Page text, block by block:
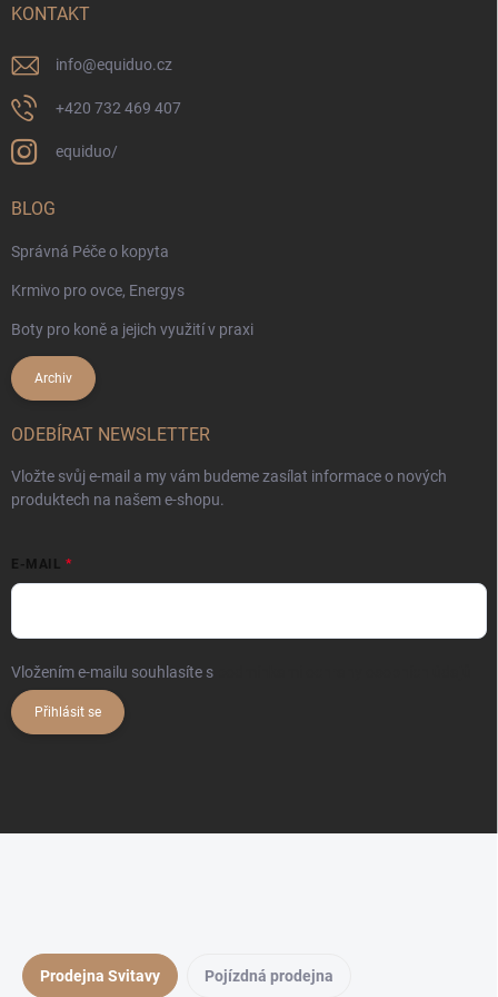
KONTAKT
info@equiduo.cz
+420 732 469 407
equiduo/
BLOG
Správná Péče o kopyta
Krmivo pro ovce, Energys
Boty pro koně a jejich využití v praxi
Archiv
ODEBÍRAT NEWSLETTER
Vložte svůj e-mail a my vám budeme zasílat informace o nových
produktech na našem e-shopu.
E-MAIL
Vložením e-mailu souhlasíte s
Přihlásit se
Prodejna Svitavy Pojízdná prodejna